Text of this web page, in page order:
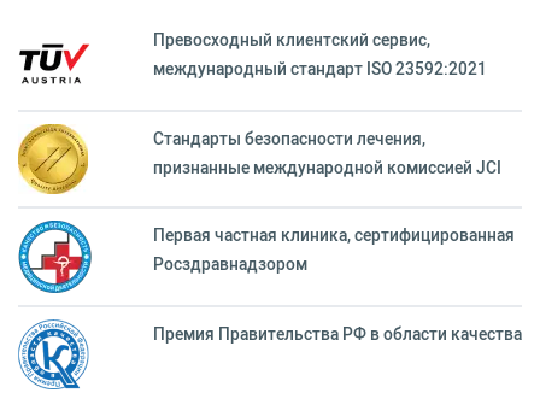
Превосходный клиентский сервиc,
международный стандарт ISO 23592:2021
Стандарты безопасности лечения,
признанные международной комиссией JCI
Первая частная клиника, сертифицированная
Росздравнадзором
Премия Правительства РФ в области качества